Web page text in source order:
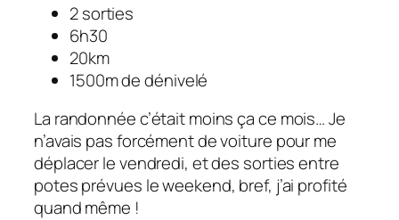
2 sorties
6h30
20km
1500m de dénivelé
La randonnée c’était moins ça ce mois… Je
n’avais pas forcément de voiture pour me
déplacer le vendredi, et des sorties entre
potes prévues le weekend, bref, j’ai profité
quand même !